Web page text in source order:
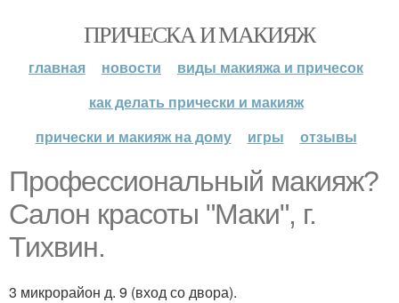
ПРИЧЕСКА И МАКИЯЖ
главная новости
виды макияжа и причесок
как делать прически и макияж
прически и макияж на дому
игры отзывы
Профессиональный макияж?
Салон красоты "Маки", г.
Тихвин.
3 микрорайон д. 9 (вход со двора).